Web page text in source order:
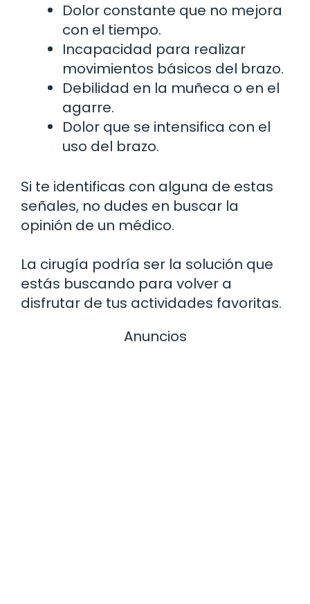
Dolor constante que no mejora
con el tiempo.
Incapacidad para realizar
movimientos básicos del brazo.
Debilidad en la muñeca o en el
agarre.
Dolor que se intensifica con el
uso del brazo.
Si te identificas con alguna de estas
señales, no dudes en buscar la
opinión de un médico.
La cirugía podría ser la solución que
estás buscando para volver a
disfrutar de tus actividades favoritas.
Anuncios